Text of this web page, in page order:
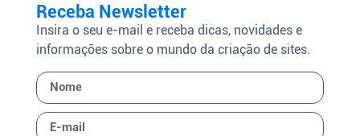
Receba Newsletter
Insira o seu e-mail e receba dicas, novidades e
informações sobre o mundo da criação de sites.